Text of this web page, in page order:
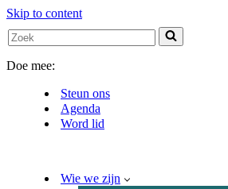
Skip to content
Search
for...
Doe mee:
Steun ons
Agenda
Word lid
Wie we zijn